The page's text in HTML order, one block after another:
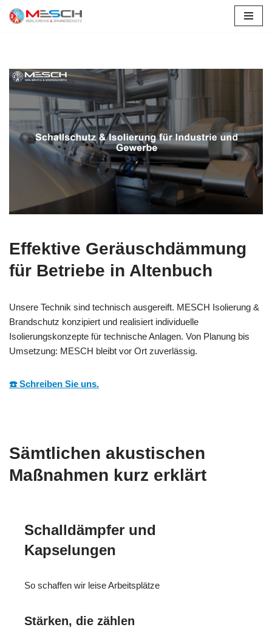
Effektive Geräuschdämmung
für Betriebe in Altenbuch
Unsere Technik sind technisch ausgereift. MESCH Isolierung &
Brandschutz konzipiert und realisiert individuelle
Isolierungskonzepte für technische Anlagen. Von Planung bis
Umsetzung: MESCH bleibt vor Ort zuverlässig.
☎️ Schreiben Sie uns.
Sämtlichen akustischen
Maßnahmen kurz erklärt
Schalldämpfer und
Kapselungen
So schaffen wir leise Arbeitsplätze
Stärken, die zählen